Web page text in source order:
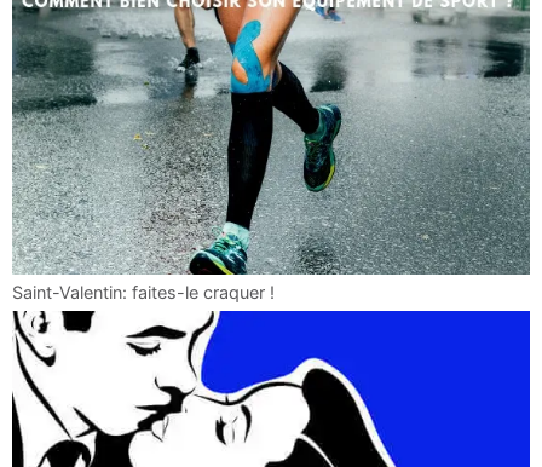
Saint-Valentin: faites-le craquer !